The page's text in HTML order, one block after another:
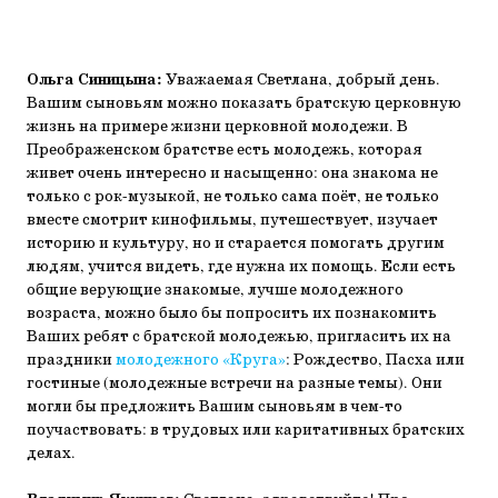
Ольга Синицына: Уважаемая Светлана, добрый день.
Вашим сыновьям можно показать братскую церковную
жизнь на примере жизни церковной молодежи. В
Преображенском братстве есть молодежь, которая
живет очень интересно и насыщенно: она знакома не
только с рок-музыкой, не только сама поёт, не только
вместе смотрит кинофильмы, путешествует, изучает
историю и культуру, но и старается помогать другим
людям, учится видеть, где нужна их помощь. Если есть
общие верующие знакомые, лучше молодежного
возраста, можно было бы попросить их познакомить
Ваших ребят с братской молодежью, пригласить их на
праздникимолодежного «Круга»: Рождество, Пасха или
гостиные (молодежные встречи на разные темы). Они
могли бы предложить Вашим сыновьям в чем-то
поучаствовать: в трудовых или каритативных братских
делах.